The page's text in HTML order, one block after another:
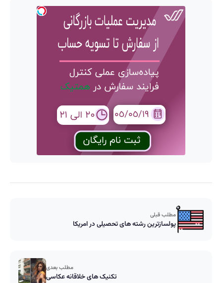
مطلب قبلی
پولسازترین رشته های تحصیلی در امریکا
مطلب بعدی
تکنیک های خلاقانه عکاسی